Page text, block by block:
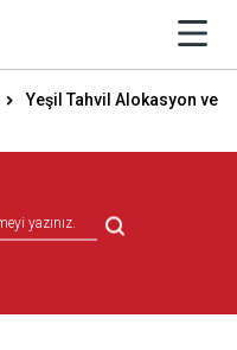
Yeşil Tahvil Alokasyon ve